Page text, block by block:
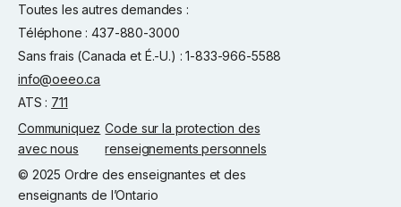
Toutes les autres demandes :
Téléphone : 437-880-3000
Sans frais (Canada et É.-U.) : 1-833-966-5588
info@oeeo.ca
ATS : 711
Communiquez
avec nous
Code sur la protection des
renseignements personnels
© 2025 Ordre des enseignantes et des
enseignants de l’Ontario